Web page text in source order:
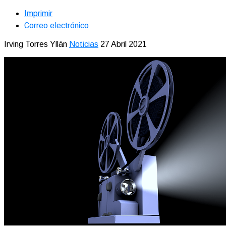
Imprimir
Correo electrónico
Irving Torres Yllán Noticias 27 Abril 2021